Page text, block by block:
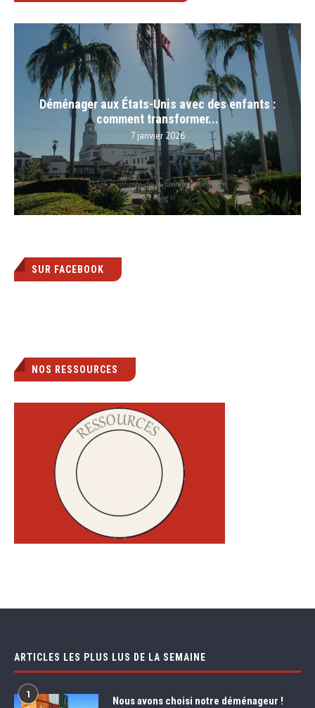
Déménager aux États-Unis avec des enfants :
comment transformer...
7 janvier 2026
SUR FACEBOOK
NOS RESSOURCES
ARTICLES LES PLUS LUS DE LA SEMAINE
1 Nous avons choisi notre déménageur !